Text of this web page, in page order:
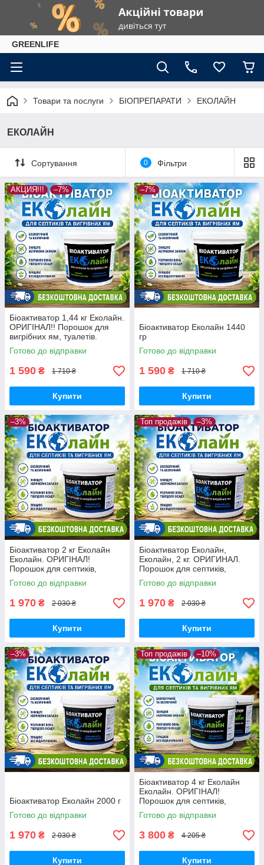
GREENLIFE
Товари та послуги БІОПРЕПАРАТИ ЕКОЛАЙН
ЕКОЛАЙН
Сортування 0 Фільтри
АКЦИЯ!!! –7%
Біоактиватор 1,44 кг Еколайн.
ОРИГІНАЛ!! Порошок для
вигрібних ям, туалетів.
Еколайн.
Готово до відправки
1 590 ₴ 1 710 ₴
Купити
–7%
Біоактиватор Еколайн 1440
гр
Готово до відправки
1 590 ₴ 1 710 ₴
Купити
–3%
Біоактиватор 2 кг Еколайн
Еколайн. ОРИГІНАЛ!
Порошок для септиків,
вигрібних ям, туалетів.
Готово до відправки
1 970 ₴ 2 030 ₴
Купити
Топ продажів –3%
Біоактиватор Еколайн,
Еколайн, 2 кг. ОРИГИНАЛ.
Порошок для септиків,
вигрібних ям, туалетів.
Готово до відправки
1 970 ₴ 2 030 ₴
Купити
–3%
Біоактиватор Еколайн 2000 г
Готово до відправки
1 970 ₴ 2 030 ₴
Купити
Топ продажів –10%
Біоактиватор 4 кг Еколайн
Еколайн. ОРИГІНАЛ!
Порошок для септиків,
вигрібних ям, туалетів.
Готово до відправки
3 800 ₴ 4 205 ₴
Купити